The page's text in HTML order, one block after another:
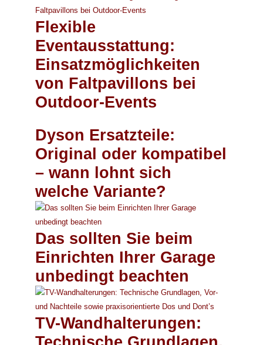
Flexible
Eventausstattung:
Einsatzmöglichkeiten
von Faltpavillons bei
Outdoor-Events
Dyson Ersatzteile:
Original oder kompatibel
– wann lohnt sich
welche Variante?
Das sollten Sie beim
Einrichten Ihrer Garage
unbedingt beachten
TV-Wandhalterungen: